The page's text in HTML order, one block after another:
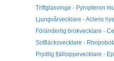
Triftglasvinge - Pyropteron
Ljungvårvecklare - Acleris
Föränderlig brokvecklare -
Sotfläcksvecklare -
Prydlig fjällsippevecklare -